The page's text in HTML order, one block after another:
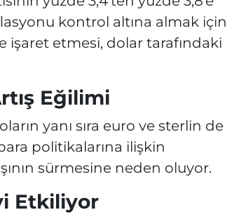
kontrol altına almak için
işaret etmesi, dolar tarafındaki
Eğilimi
yanı sıra euro ve sterlin de
politikalarına ilişkin
sürmesine neden oluyor.
Etkiliyor